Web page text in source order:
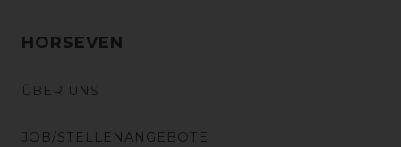
HORSEVEN
ÜBER UNS
JOB/STELLENANGEBOTE